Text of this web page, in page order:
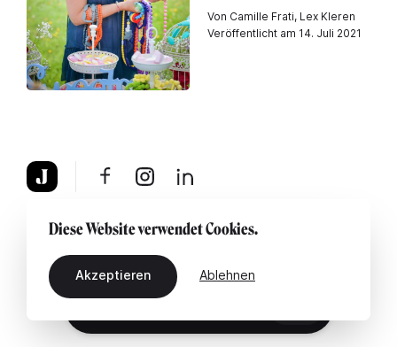
Von Camille Frati, Lex Kleren
Veröffentlicht am 14. Juli 2021
Über uns Rechtshinweis Kontaktiere uns
Diese Website verwendet Cookies.
Akzeptieren Ablehnen